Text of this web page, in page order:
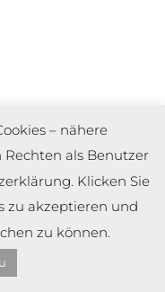
– nähere
als Benutzer
Klicken Sie
zu akzeptieren und
zu können.